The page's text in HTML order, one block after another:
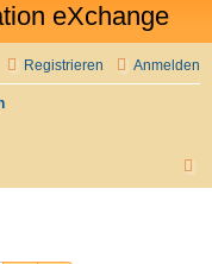
eXchange
Anmelden
Registrieren